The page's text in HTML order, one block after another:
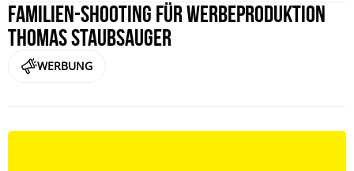
Familien-Shooting für Werbeproduktion
THOMAS Staubsauger
WERBUNG